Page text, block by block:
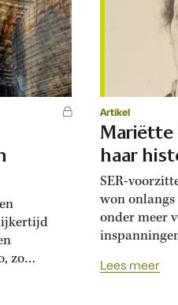
zo
is een
Artikel
Mariëtte
haar
SER-
won
onder meer
geïnspireerd
Lees meer